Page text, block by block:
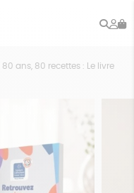
80 ans, 80 recettes : Le livre